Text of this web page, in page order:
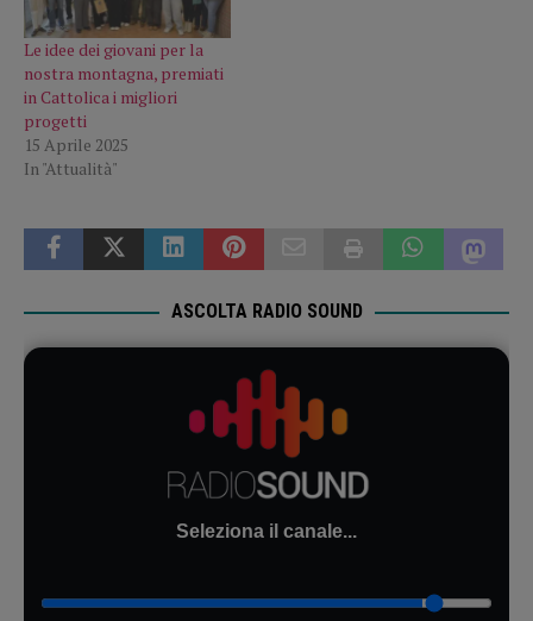
Le idee dei giovani per la
nostra montagna, premiati
in Cattolica i migliori
progetti
15 Aprile 2025
In "Attualità"
ASCOLTA RADIO SOUND
Seleziona il canale...